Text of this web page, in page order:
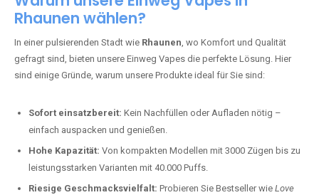
Rhaunen wählen?
In einer pulsierenden Stadt wie Rhaunen, wo Komfort und Qualität
gefragt sind, bieten unsere Einweg Vapes die perfekte Lösung. Hier
sind einige Gründe, warum unsere Produkte ideal für Sie sind:
Sofort einsatzbereit: Kein Nachfüllen oder Aufladen nötig –
einfach auspacken und genießen.
Hohe Kapazität: Von kompakten Modellen mit 3000 Zügen bis zu
leistungsstarken Varianten mit 40.000 Puffs.
Riesige Geschmacksvielfalt: Probieren Sie Bestseller wie Love